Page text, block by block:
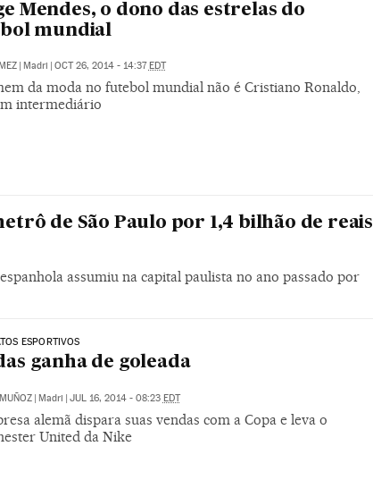
Mendes, o dono das estrelas do
mundial
Madri OCT 26, 2014 - 14:37 EDT
da moda no futebol mundial não é Cristiano Ronaldo,
intermediário
de São Paulo por 1,4 bilhão de reais
assumiu na capital paulista no ano passado por
ESPORTIVOS
ganha de goleada
Madri JUL 16, 2014 - 08:23 EDT
alemã dispara suas vendas com a Copa e leva o
United da Nike